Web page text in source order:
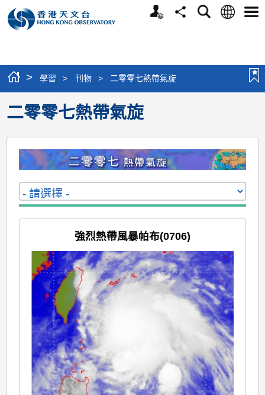
個
分
搜
語
選
> 學習 > 刊物 > 二零零七熱帶氣旋
二零零七熱帶氣旋
強烈熱帶風暴帕布(0706)